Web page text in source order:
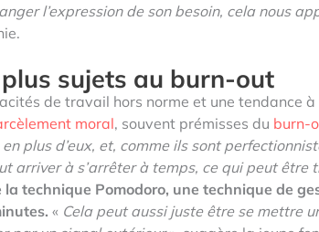
l’expression de son besoin, cela nous
sujets au burn-out
de travail hors norme et une tendance
moral, souvent prémisses du burn-
plus d’eux, et, comme ils sont
arriver à s’arrêter à temps, ce qui peut être
la technique Pomodoro, une technique de
« Cela peut aussi juste être se mettre